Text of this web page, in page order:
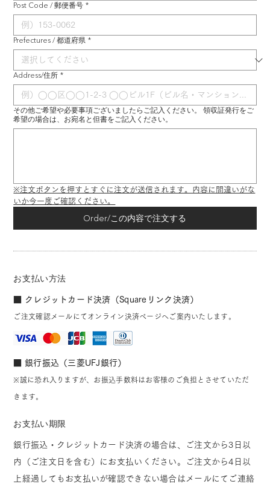
Post Code / 郵便番号 *
Prefectures / 都道府県 *
Address/住所 *
その他ご希望や必要事項ございましたらご記入ください。 領収証発行をご
希望の場合は、お宛名と但書をご記入ください。
※注文ボタンを押すとすぐに注文が送信されます。内容に間違いがな
いか今一度ご確認ください。
Order/この内容で注文する
お支払い方法
■ クレジットカード決済（Squareリンク決済）
ご注文確認メールにてオンライン決済ページへご案内いたします。
■ 銀行振込（三菱UFJ銀行）
※誠に恐れ入りますが、お振込手数料はお客様のご負担とさせていただ
きます。
お支払い期限
銀行振込・クレジットカード決済の場合は、ご注文から3日以
内（ご注文日を含む）にお支払いください。ご注文から4日以
上経過してもお支払いが確認できない場合はメールにてご連絡